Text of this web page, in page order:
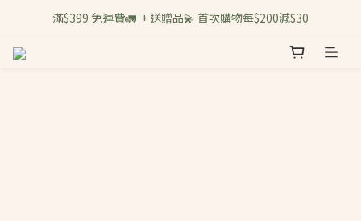
滿$399 免運費🚛  + 送贈品💫 首次購物每$200減$30